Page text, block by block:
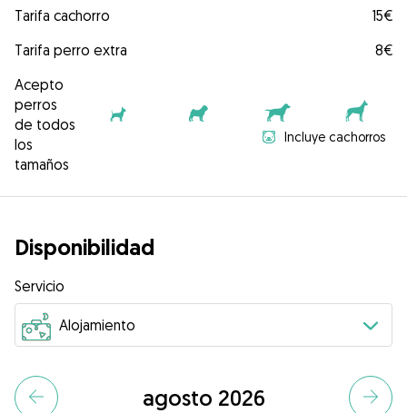
Tarifa cachorro
15€
Tarifa perro extra
8€
Acepto
perros
de todos
los
tamaños
Incluye cachorros
Disponibilidad
Servicio
agosto 2026